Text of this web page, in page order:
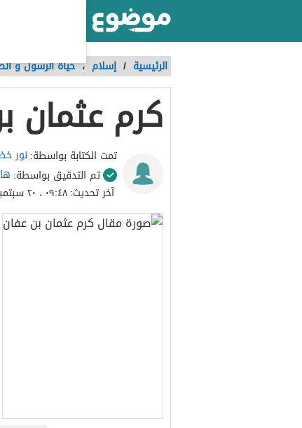
الرئيسية / إسلام ،حياة الرسول و
كرم عثمان
تمت الكتابة بواسطة: نور
تم التدقيق بواسطة:
آخر تحديث:٠٩:٤٨ ، ٢٠ سبتمبر ٢٠٢١